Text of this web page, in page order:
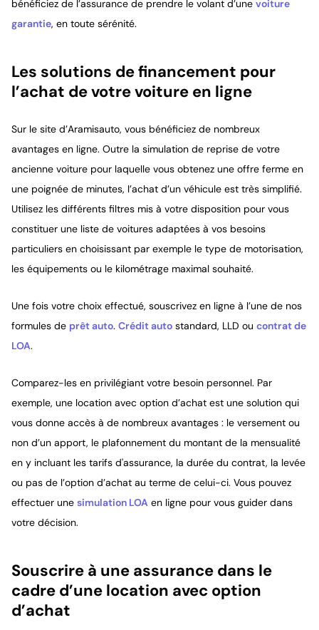
bénéficiez de l’assurance de prendre le volant d’une voiture
garantie, en toute sérénité.
Les solutions de financement pour
l’achat de votre voiture en ligne
Sur le site d’Aramisauto, vous bénéficiez de nombreux
avantages en ligne. Outre la simulation de reprise de votre
ancienne voiture pour laquelle vous obtenez une offre ferme en
une poignée de minutes, l’achat d’un véhicule est très simplifié.
Utilisez les différents filtres mis à votre disposition pour vous
constituer une liste de voitures adaptées à vos besoins
particuliers en choisissant par exemple le type de motorisation,
les équipements ou le kilométrage maximal souhaité.
Une fois votre choix effectué, souscrivez en ligne à l’une de nos
formules de prêt auto. Crédit auto standard, LLD ou contrat de
LOA.
Comparez-les en privilégiant votre besoin personnel. Par
exemple, une location avec option d’achat est une solution qui
vous donne accès à de nombreux avantages : le versement ou
non d’un apport, le plafonnement du montant de la mensualité
en y incluant les tarifs d'assurance, la durée du contrat, la levée
ou pas de l’option d’achat au terme de celui-ci. Vous pouvez
effectuer une simulation LOA en ligne pour vous guider dans
votre décision.
Souscrire à une assurance dans le
cadre d’une location avec option
d’achat